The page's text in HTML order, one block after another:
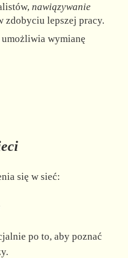
nawiązywanie
zdobyciu lepszej pracy.
umożliwia wymianę
się w sieć:
po to, aby poznać